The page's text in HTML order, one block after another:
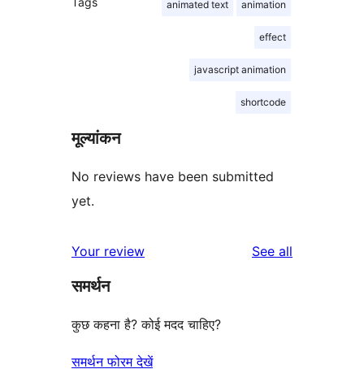
animated text animation
effect
javascript animation
shortcode
मूल्यांकन
No reviews have been submitted
yet.
Your review See all
समर्थन
कुछ कहना है? कोई मदद चाहिए?
समर्थन फोरम देखें